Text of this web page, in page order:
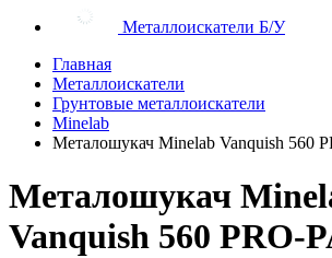
Металлоискатели Б/У
Главная
Металлоискатели
Грунтовые металлоискатели
Minelab
Металошукач Minelab Vanquish 560
Металошукач
Vanquish 560 PRO-